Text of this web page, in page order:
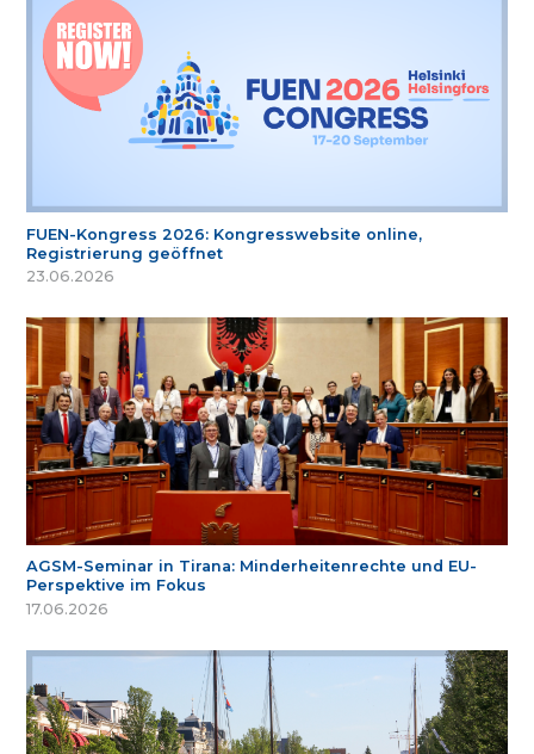
FUEN-Kongress 2026: Kongresswebsite online,
Registrierung geöffnet
23.06.2026
AGSM-Seminar in Tirana: Minderheitenrechte und EU-
Perspektive im Fokus
17.06.2026